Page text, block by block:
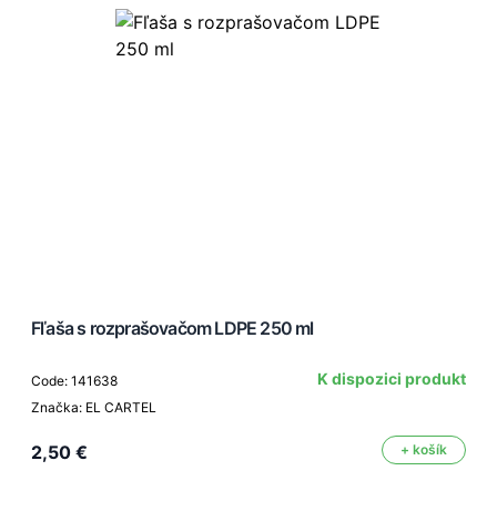
Fľaša s rozprašovačom LDPE 250 ml
Code: 141638
Značka: EL CARTEL
K dispozici produkt
2,50 € + košík